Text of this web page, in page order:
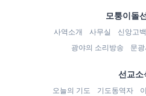
모퉁이돌
사역소개 사무실 신앙고백
광야의 소리방송
문
선교소
오늘의 기도 기도동역자